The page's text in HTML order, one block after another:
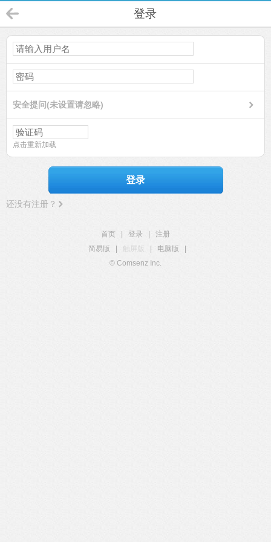
登录
安全提问(未设置请忽略)
点击重新加载
登录
还没有注册？
首页 登录
注册
简易版
触屏版 电脑版
© Comsenz Inc.